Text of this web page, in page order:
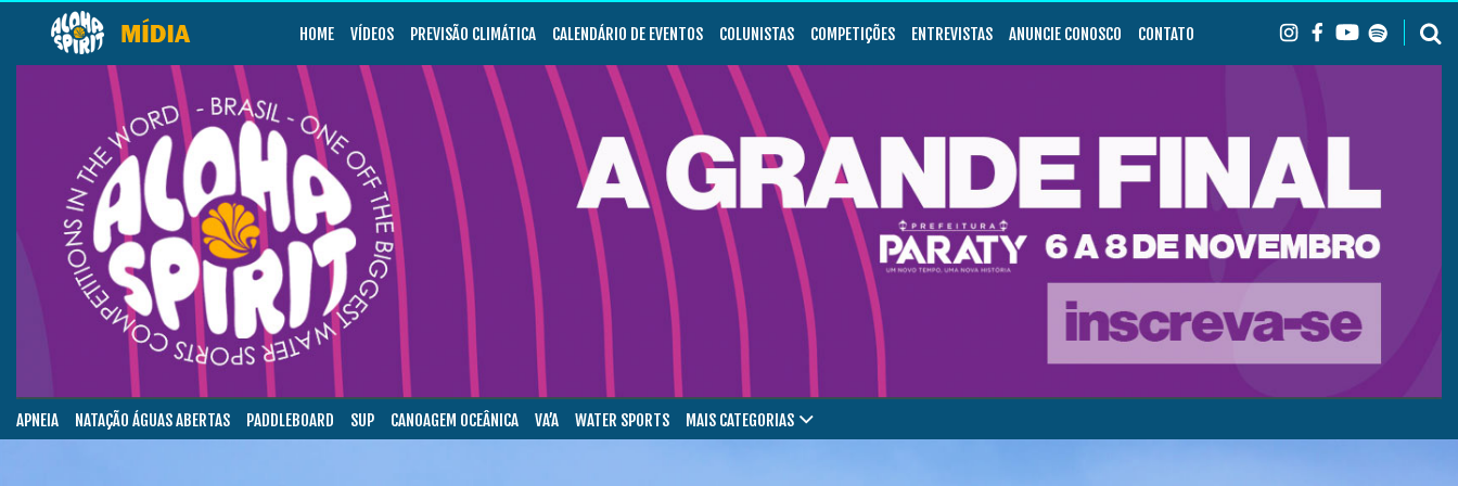
HOME VÍDEOS PREVISÃO CLIMÁTICA CALENDÁRIO DE EVENTOS COLUNISTAS COMPETIÇÕES ENTREVISTAS ANUNCIE CONOSCO CONTATO
APNEIA NATAÇÃO ÁGUAS ABERTAS PADDLEBOARD SUP CANOAGEM OCEÂNICA VA’A WATER SPORTS MAIS CATEGORIAS